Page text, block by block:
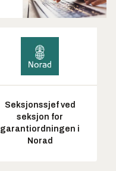
Seksjonssjef ved
seksjon for
garantiordningen i
Norad